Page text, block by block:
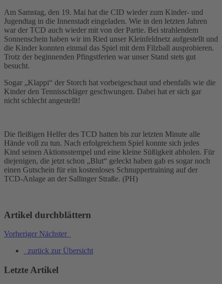
Am Samstag, den 19. Mai hat die CID wieder zum Kinder- und
Jugendtag in die Innenstadt eingeladen. Wie in den letzten Jahren
war der TCD auch wieder mit von der Partie. Bei strahlendem
Sonnenschein haben wir im Ried unser Kleinfeldnetz aufgestellt und
die Kinder konnten einmal das Spiel mit dem Filzball ausprobieren.
Trotz der beginnenden Pfingstferien war unser Stand stets gut
besucht.
Sogar „Klappi“ der Storch hat vorbeigeschaut und ebenfalls wie die
Kinder den Tennisschläger geschwungen. Dabei hat er sich gar
nicht schlecht angestellt!
Die fleißigen Helfer des TCD hatten bis zur letzten Minute alle
Hände voll zu tun. Nach erfolgreichem Spiel konnte sich jedes
Kind seinen Aktionsstempel und eine kleine Süßigkeit abholen. Für
diejenigen, die jetzt schon „Blut“ geleckt haben gab es sogar noch
einen Gutschein für ein kostenloses Schnuppertraining auf der
TCD-Anlage an der Sallinger Straße. (PH)
Artikel durchblättern
Vorheriger Nächster
zurück zur Übersicht
Letzte Artikel